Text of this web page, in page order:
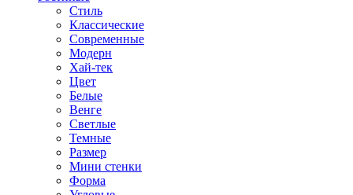
Стиль
Классические
Современные
Модерн
Хай-тек
Цвет
Белые
Венге
Светлые
Темные
Размер
Мини стенки
Форма